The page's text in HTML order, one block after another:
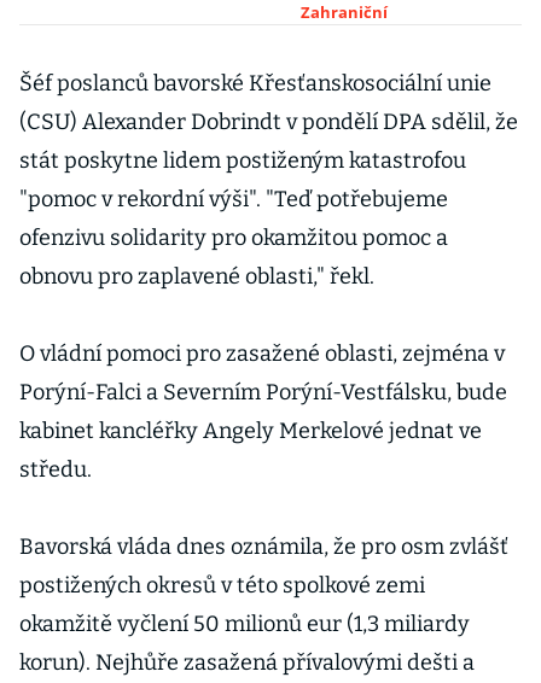
obětí
Zahraniční
Šéf poslanců bavorské Křesťanskosociální unie
(CSU) Alexander Dobrindt v pondělí DPA sdělil, že
stát poskytne lidem postiženým katastrofou
"pomoc v rekordní výši". "Teď potřebujeme
ofenzivu solidarity pro okamžitou pomoc a
obnovu pro zaplavené oblasti," řekl.
O vládní pomoci pro zasažené oblasti, zejména v
Porýní-Falci a Severním Porýní-Vestfálsku, bude
kabinet kancléřky Angely Merkelové jednat ve
středu.
Bavorská vláda dnes oznámila, že pro osm zvlášť
postižených okresů v této spolkové zemi
okamžitě vyčlení 50 milionů eur (1,3 miliardy
korun). Nejhůře zasažená přívalovými dešti a